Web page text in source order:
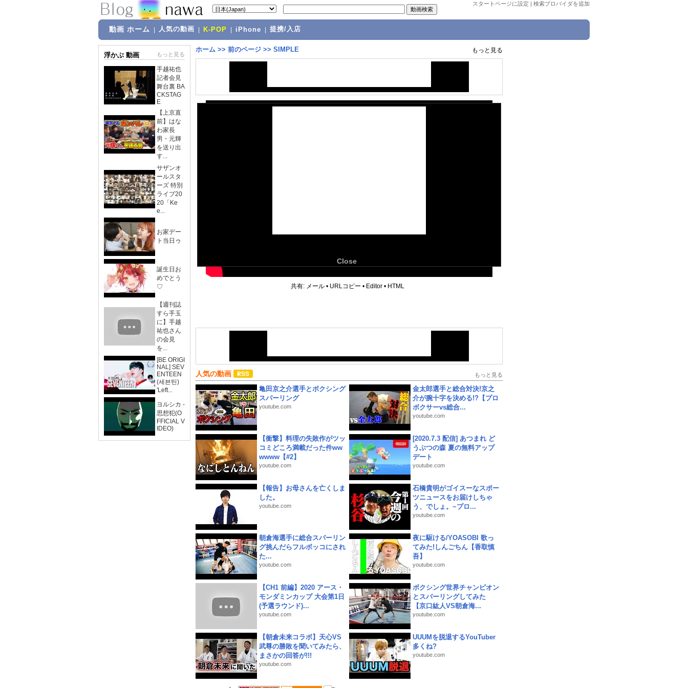
スタートページに設定 | 検索プロバイダを追加
動画 ホーム 人気の動画 K-POP iPhone 提携/入店
浮かぶ 動画 もっと見る
手越祐也
記者会見
舞台裏 BA
CKSTAG
E
【上京直
前】はな
わ家長
男・元輝
を送り出
す...
サザンオ
ールスタ
ーズ 特別
ライブ20
20「Ke
e...
お家デー
ト当日ゥ
誕生日お
めでとう
♡
【週刊誌
すら手玉
に】手越
祐也さん
の会見
を...
[BE ORIGI
NAL] SEV
ENTEEN
(세븐틴)
'Left...
ヨルシカ -
思想犯(O
FFICIAL V
IDEO)
ホーム >> 前のページ >> SIMPLE もっと見る
Close
共有: メール • URLコピー • Editor • HTML
人気の動画 もっと見る
亀田京之介選手とボクシング
スパーリング
youtube.com
金太郎選手と総合対決!京之
介が腕十字を決める!?【プロ
ボクサーvs総合...
youtube.com
【衝撃】料理の失敗作がツッ
コミどころ満載だった件ww
wwww【#2】
youtube.com
[2020.7.3 配信] あつまれ ど
うぶつの森 夏の無料アップ
デート
youtube.com
【報告】お母さんを亡くしま
した。
youtube.com
石橋貴明がゴイスーなスポー
ツニュースをお届けしちゃ
う、でしょ。~プロ...
youtube.com
朝倉海選手に総合スパーリン
グ挑んだらフルボッコにされ
た...
youtube.com
夜に駆ける/YOASOBI 歌っ
てみた!しんごちん【香取慎
吾】
youtube.com
【CH1 前編】2020 アース・
モンダミンカップ 大会第1日
(予選ラウンド)...
youtube.com
ボクシング世界チャンピオン
とスパーリングしてみた
【京口紘人VS朝倉海...
youtube.com
【朝倉未来コラボ】天心VS
武尊の勝敗を聞いてみたら、
まさかの回答が!!!
youtube.com
UUUMを脱退するYouTuber
多くね?
youtube.com